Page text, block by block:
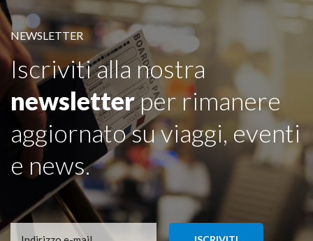
NEWSLETTER
Iscriviti alla nostra
newsletterper rimanere
aggiornato su viaggi, eventi
e news.